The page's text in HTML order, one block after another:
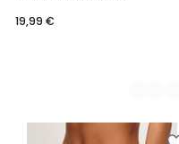
19,99 €